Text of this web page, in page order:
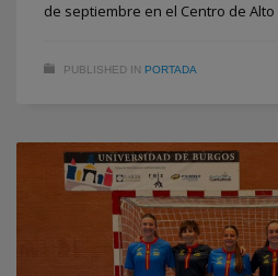
de septiembre en el Centro de
PUBLISHED IN PORTADA